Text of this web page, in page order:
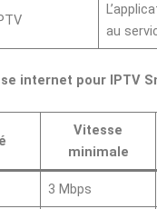
au
internet pour IPTV
Vitesse
minimale
3 Mbps